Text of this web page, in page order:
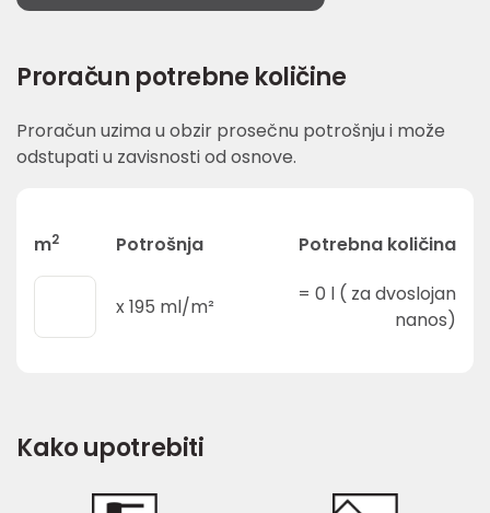
Proračun potrebne količine
Proračun uzima u obzir prosečnu potrošnju i može
odstupati u zavisnosti od osnove.
m2 Potrošnja Potrebna količina
x195 ml/m²
= 0 l ( za dvoslojan
nanos)
Kako upotrebiti